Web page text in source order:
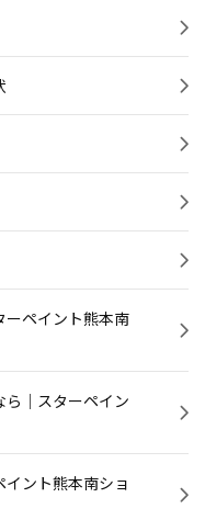
ーペイント熊本南
｜スターペイン
ント熊本南ショ